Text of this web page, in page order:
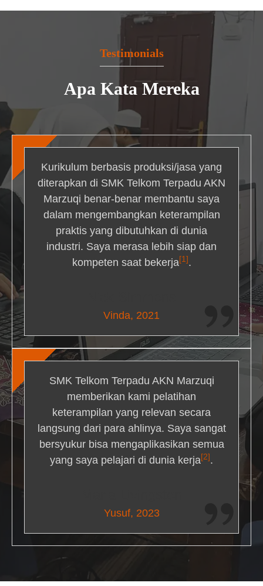
Testimonials
Apa Kata Mereka
Kurikulum berbasis produksi/jasa yang
diterapkan di SMK Telkom Terpadu AKN
Marzuqi benar-benar membantu saya
dalam mengembangkan keterampilan
praktis yang dibutuhkan di dunia
industri. Saya merasa lebih siap dan
kompeten saat bekerja[1] .
Vinda, 2021
SMK Telkom Terpadu AKN Marzuqi
memberikan kami pelatihan
keterampilan yang relevan secara
langsung dari para ahlinya. Saya sangat
bersyukur bisa mengaplikasikan semua
yang saya pelajari di dunia kerja[2] .
Yusuf, 2023